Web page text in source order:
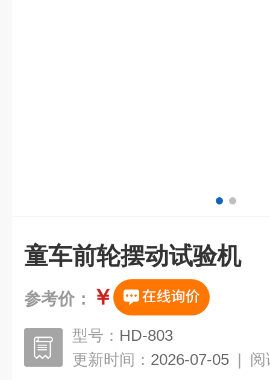
童车前轮摆动试验机
参考价： ￥
型号： HD-803
更新时间： 2026-07-05 | 阅